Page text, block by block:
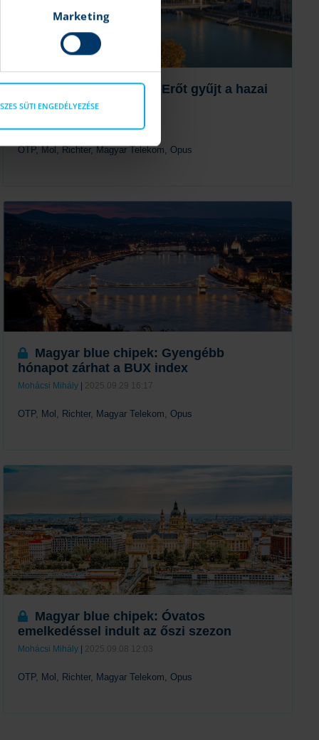
Marketing
SÜTI ENGEDÉLYEZÉSE
Magyar blue chipek: Erőt gyűjt a hazai
piac
OTP, Mol, Richter, Magyar Telekom, Opus
Tovább
Magyar blue chipek: Gyengébb
hónapot zárhat a BUX index
Mohácsi Mihály | 2025.09.29 16:17
OTP, Mol, Richter, Magyar Telekom, Opus
Magyar blue chipek: Óvatos
emelkedéssel indult az őszi szezon
Mohácsi Mihály | 2025.09.08 12:03
OTP, Mol, Richter, Magyar Telekom, Opus